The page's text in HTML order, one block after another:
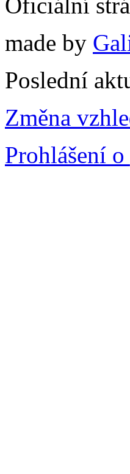
Oficiální
made by
Poslední
Změna
Prohlášení